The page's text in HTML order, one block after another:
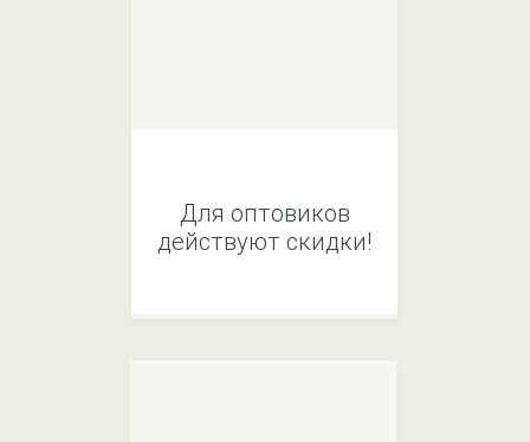
Для оптовиков
действуют скидки!